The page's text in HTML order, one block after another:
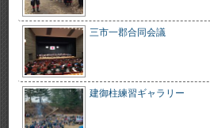
三市一郡合同会議
建御柱練習ギャラリー